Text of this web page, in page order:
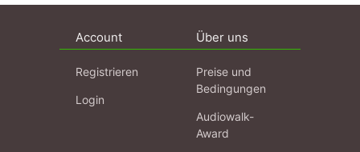
Account
Registrieren
Login
Über uns
Preise und
Bedingungen
Audiowalk-
Award